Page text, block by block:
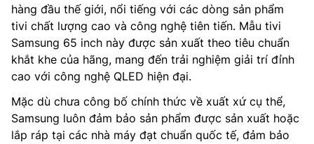
hàng đầu thế giới, nổi tiếng với các dòng sản phẩm
tivi chất lượng cao và công nghệ tiên tiến. Mẫu tivi
Samsung 65 inch này được sản xuất theo tiêu chuẩn
khắt khe của hãng, mang đến trải nghiệm giải trí đỉnh
cao với công nghệ QLED hiện đại.
Mặc dù chưa công bố chính thức về xuất xứ cụ thể,
Samsung luôn đảm bảo sản phẩm được sản xuất hoặc
lắp ráp tại các nhà máy đạt chuẩn quốc tế, đảm bảo